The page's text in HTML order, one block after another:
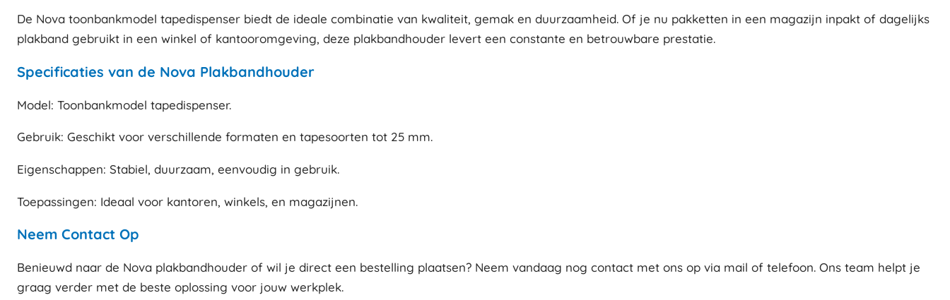
De Nova toonbankmodel tapedispenser biedt de ideale combinatie van kwaliteit, gemak en duurzaamheid. Of je nu pakketten in een magazijn inpakt of dagelijks
plakband gebruikt in een winkel of kantooromgeving, deze plakbandhouder levert een constante en betrouwbare prestatie.
Specificaties van de Nova Plakbandhouder
Model: Toonbankmodel tapedispenser.
Gebruik: Geschikt voor verschillende formaten en tapesoorten tot 25 mm.
Eigenschappen: Stabiel, duurzaam, eenvoudig in gebruik.
Toepassingen: Ideaal voor kantoren, winkels, en magazijnen.
Neem Contact Op
Benieuwd naar de Nova plakbandhouder of wil je direct een bestelling plaatsen? Neem vandaag nog contact met ons op via mail of telefoon. Ons team helpt je
graag verder met de beste oplossing voor jouw werkplek.